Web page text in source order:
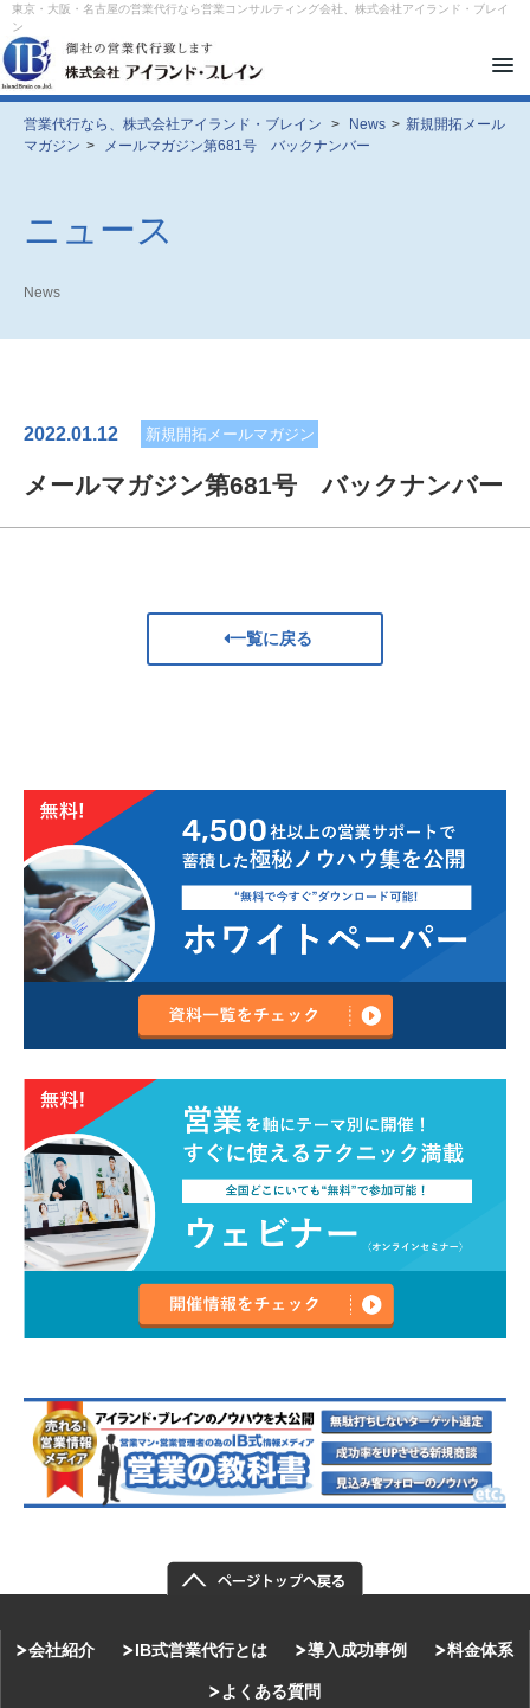
東京・大阪・名古屋の営業代行なら営業コンサルティング会社、株式会社アイランド・ブレイ
ン
メ
ュ
ー
営業代行なら、株式会社アイランド・ブレイン > News > 新規開拓メール
マガジン > メールマガジン第681号 バックナンバー
ニュース
News
2022.01.12 新規開拓メールマガジン
メールマガジン第681号 バックナンバー
一覧に戻る
会社紹介 IB式営業代行とは 導入成功事例 料金体系
よくある質問